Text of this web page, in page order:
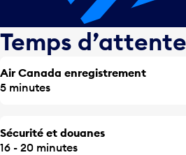
Temps
Air Canada enregistrement
5 minutes
Sécurité et douanes
16 - 20 minutes